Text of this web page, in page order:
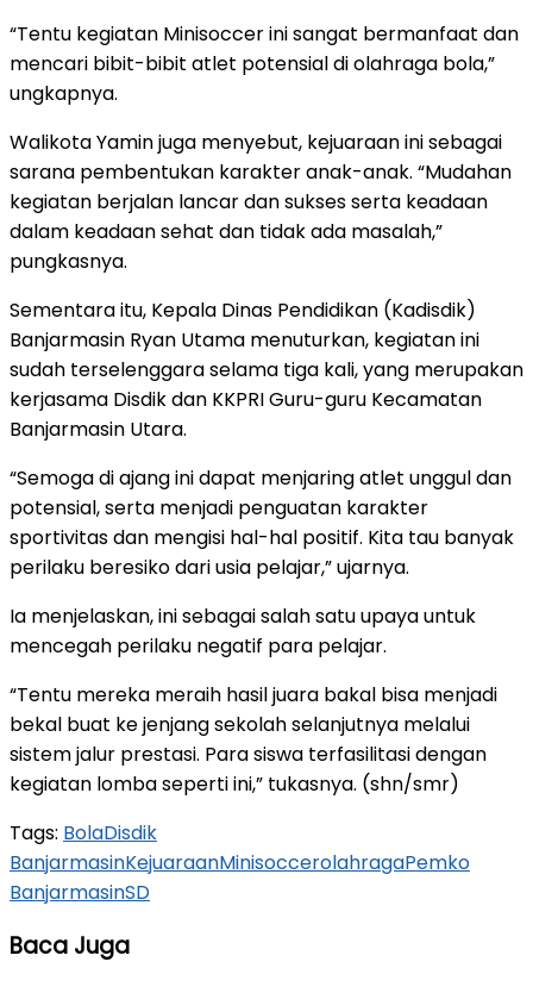
“Tentu kegiatan Minisoccer ini sangat bermanfaat dan
mencari bibit-bibit atlet potensial di olahraga bola,”
ungkapnya.
Walikota Yamin juga menyebut, kejuaraan ini sebagai
sarana pembentukan karakter anak-anak. “Mudahan
kegiatan berjalan lancar dan sukses serta keadaan
dalam keadaan sehat dan tidak ada masalah,”
pungkasnya.
Sementara itu, Kepala Dinas Pendidikan (Kadisdik)
Banjarmasin Ryan Utama menuturkan, kegiatan ini
sudah terselenggara selama tiga kali, yang merupakan
kerjasama Disdik dan KKPRI Guru-guru Kecamatan
Banjarmasin Utara.
“Semoga di ajang ini dapat menjaring atlet unggul dan
potensial, serta menjadi penguatan karakter
sportivitas dan mengisi hal-hal positif. Kita tau banyak
perilaku beresiko dari usia pelajar,” ujarnya.
Ia menjelaskan, ini sebagai salah satu upaya untuk
mencegah perilaku negatif para pelajar.
“Tentu mereka meraih hasil juara bakal bisa menjadi
bekal buat ke jenjang sekolah selanjutnya melalui
sistem jalur prestasi. Para siswa terfasilitasi dengan
kegiatan lomba seperti ini,” tukasnya. (shn/smr)
Tags: BolaDisdik
BanjarmasinKejuaraanMinisoccerolahragaPemko
BanjarmasinSD
Baca Juga